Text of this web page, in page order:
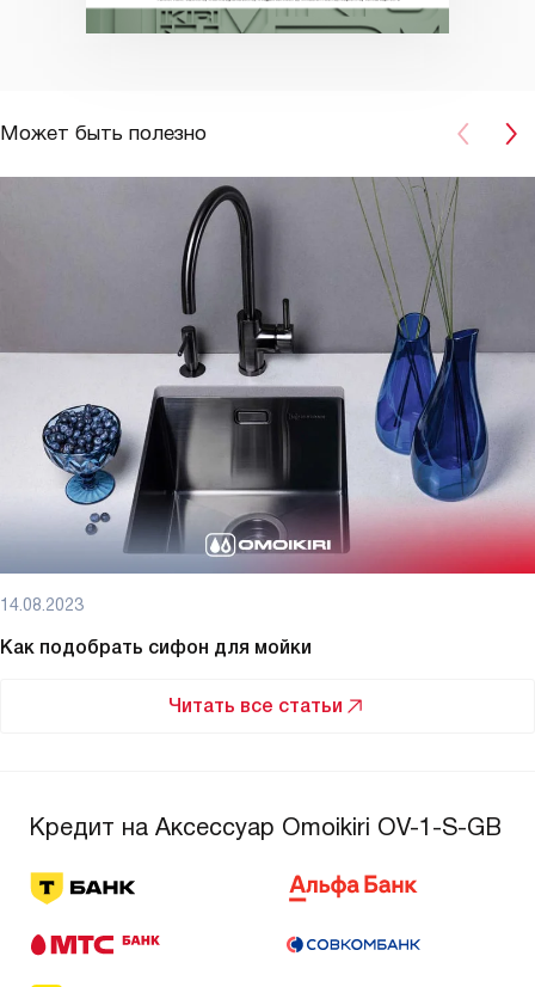
Может быть полезно
14.08.2023
Как подобрать сифон для мойки
Читать все статьи
Кредит на Аксессуар Omoikiri OV-1-S-GB